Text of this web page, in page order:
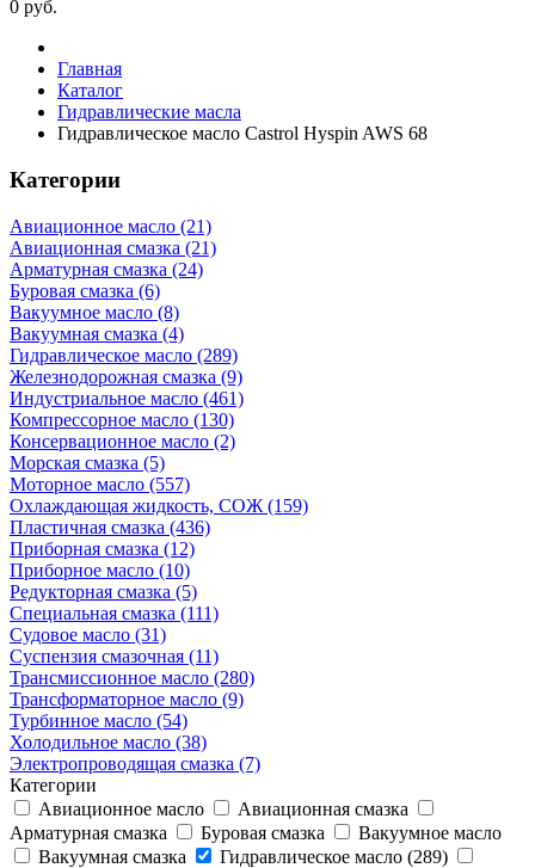
0 руб.
Главная
Каталог
Гидравлические масла
Гидравлическое масло Castrol Hyspin AWS 68
Категории
Авиационное масло (21)
Авиационная смазка (21)
Арматурная смазка (24)
Буровая смазка (6)
Вакуумное масло (8)
Вакуумная смазка (4)
Гидравлическое масло (289)
Железнодорожная смазка (9)
Индустриальное масло (461)
Компрессорное масло (130)
Консервационное масло (2)
Морская смазка (5)
Моторное масло (557)
Охлаждающая жидкость, СОЖ (159)
Пластичная смазка (436)
Приборная смазка (12)
Приборное масло (10)
Редукторная смазка (5)
Специальная смазка (111)
Судовое масло (31)
Суспензия смазочная (11)
Трансмиссионное масло (280)
Трансформаторное масло (9)
Турбинное масло (54)
Холодильное масло (38)
Электропроводящая смазка (7)
Категории
Авиационное масло
Авиационная смазка
Арматурная смазка
Буровая смазка
Вакуумное масло
Вакуумная смазка
Гидравлическое масло (289)